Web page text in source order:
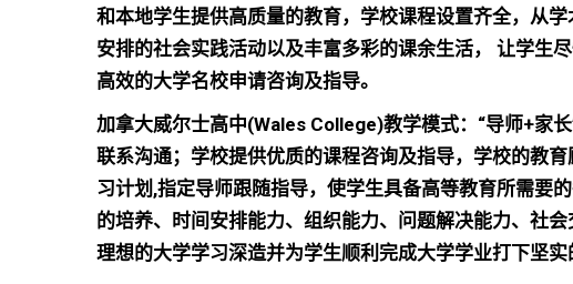
和本地学生提供高质量的教育， 学校课程设置齐全， 从学
安排的社会实践活动以及丰富多彩的课余生活， 让学生
高效的大学名校申请咨询及指导。
加拿大威尔士高中(Wales College)教学模式：“导师+家
联系沟通；学校提供优质的课程咨询及指导，学校的教
习计划,指定导师跟随指导，使学生具备高等教育所需要
的培养、时间安排能力、组织能力、问题解决能力、社
理想的大学学习深造并为学生顺利完成大学学业打下坚实